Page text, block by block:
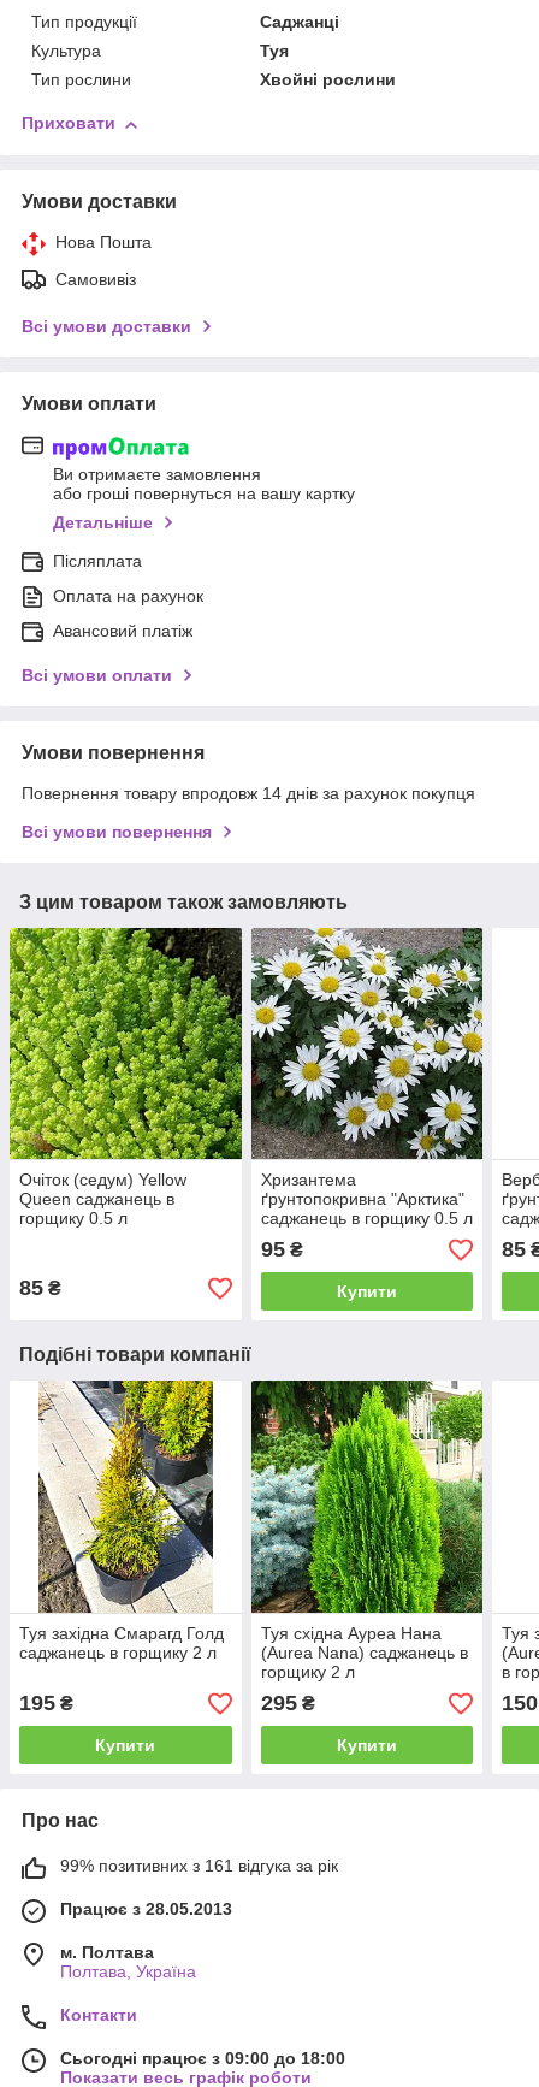
Тип продукції
Саджанці
Культура
Туя
Тип рослини
Хвойні рослини
Приховати
Умови доставки
Нова Пошта
Самовивіз
Всі умови доставки
Умови оплати
Ви отримаєте замовлення
або гроші повернуться на вашу картку
Детальніше
Післяплата
Оплата на рахунок
Авансовий платіж
Всі умови оплати
Умови повернення
Повернення товару впродовж 14 днів за рахунок покупця
Всі умови повернення
З цим товаром також замовляють
Очіток (седум) Yellow
Queen саджанець в
горщику 0.5 л
85 ₴
Хризантема
ґрунтопокривна "Арктика"
саджанець в горщику 0.5 л
95₴
Купити
85
Подібні товари компанії
Туя західна Смарагд Голд
саджанець в горщику 2 л
195 ₴
Купити
Туя східна Ауреа Нана
(Aurea Nana) саджанець в
горщику 2 л
295₴
Купити
Туя
в
150
Про нас
99% позитивних з 161 відгука за рік
Працює з 28.05.2013
м. Полтава
Полтава, Україна
Контакти
Сьогодні працює з 09:00 до 18:00
Показати весь графік роботи